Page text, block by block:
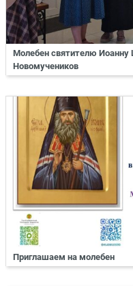
Молебен святителю
Новомучеников
Приглашаем на молебен